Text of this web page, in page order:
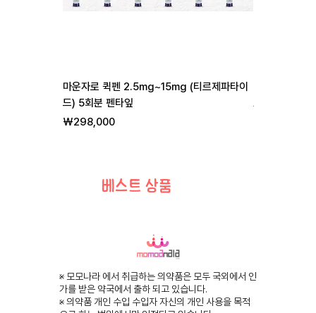
마운자로 퀵펜 2.5mg~15mg (티르제파타이
드) 5회분 펜타잎
가격
₩298,000
일반가
₩255,000
베스트 상품
※ 모모나라 에서 취급하는 의약품은 모두 국외에서 인
가를 받은 약국에서 출하 되고 있습니다.
※ 의약품 개인 수입 수입자 자신의 개인 사용을 목적